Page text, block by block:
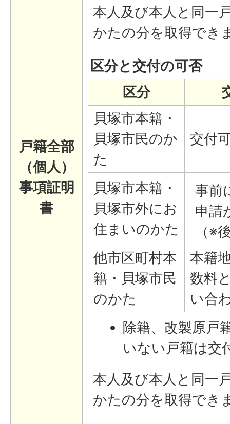
戸籍全部
（個人）
事項証明
書
本人及び本人と同一
かたの分を取得でき
区分と交付の可否
区分
貝塚市本籍・
貝塚市民のか
た
交付
貝塚市本籍・
貝塚市外にお
住まいのかた
事前
申請
（※
他市区町村本
籍・貝塚市民
のかた
本籍
数料
い合
除籍、改製原戸
いない戸籍は交
本人及び本人と同一
かたの分を取得でき